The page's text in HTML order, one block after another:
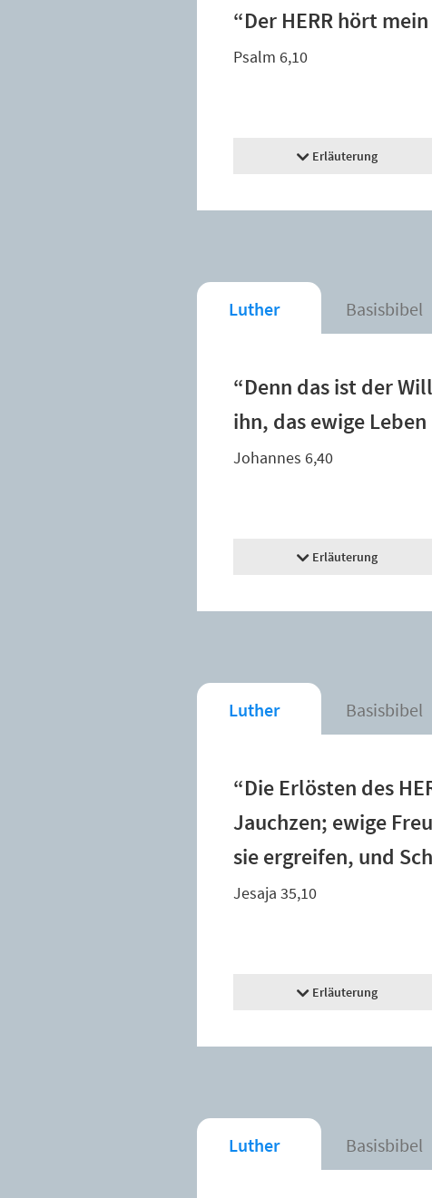
“Der HERR hört
Psalm 6,10
Erläuterung
Luther Basisbibel
“Denn das ist der
ihn, das ewige
Johannes 6,40
Erläuterung
Luther Basisbibel
“Die Erlösten des
Jauchzen; ewige
sie ergreifen, und
Jesaja 35,10
Erläuterung
Luther Basisbibel